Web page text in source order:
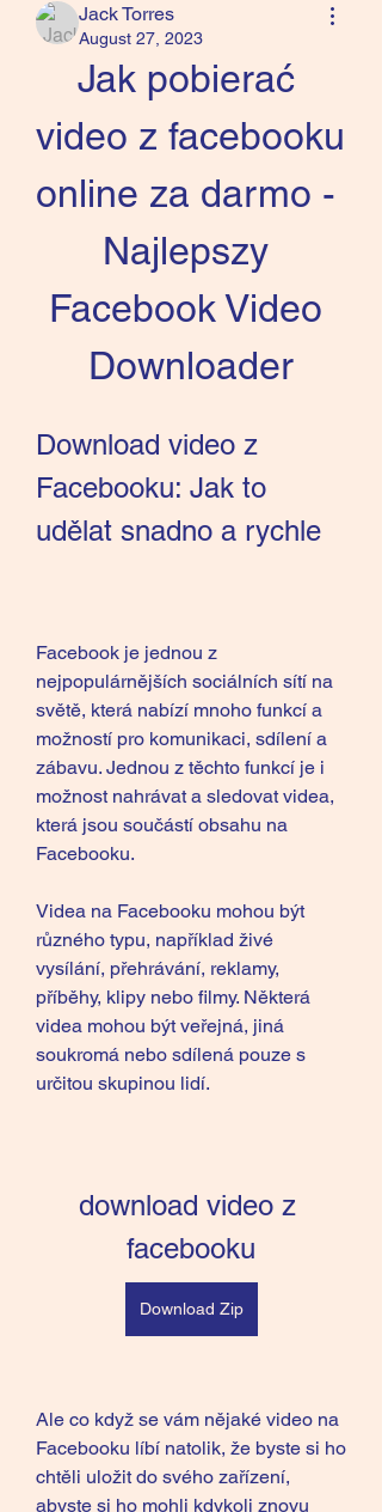
Jack Torres
August 27, 2023
Jak pobierać
video z facebooku
online za darmo -
Najlepszy
Facebook Video
Downloader
Download video z
Facebooku: Jak to
udělat snadno a rychle
Facebook je jednou z
nejpopulárnějších sociálních sítí na
světě, která nabízí mnoho funkcí a
možností pro komunikaci, sdílení a
zábavu. Jednou z těchto funkcí je i
možnost nahrávat a sledovat videa,
která jsou součástí obsahu na
Facebooku.
Videa na Facebooku mohou být
různého typu, například živé
vysílání, přehrávání, reklamy,
příběhy, klipy nebo filmy. Některá
videa mohou být veřejná, jiná
soukromá nebo sdílená pouze s
určitou skupinou lidí.
download video z
facebooku
Download Zip
Ale co když se vám nějaké video na
Facebooku líbí natolik, že byste si ho
chtěli uložit do svého zařízení,
abyste si ho mohli kdykoli znovu